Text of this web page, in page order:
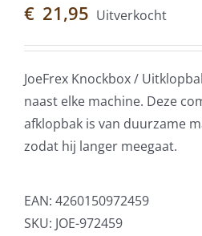
€ 21,95 Uitverkocht
JoeFrex Knockbox /
naast elke machine. Deze
afklopbak is van duurzame
zodat hij langer meegaat.
EAN: 4260150972459
SKU: JOE-972459